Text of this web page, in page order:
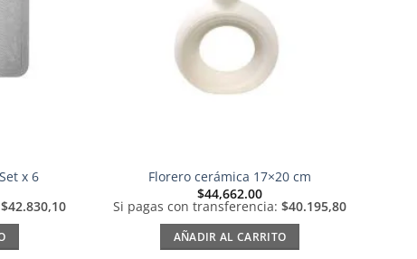
x 6
$42.830,10
Florero cerámica 17×20 cm
$44,662.00
Si pagas con transferencia: $40.195,80
AÑADIR AL CARRITO